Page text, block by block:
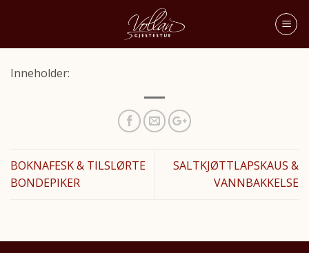
Inneholder:
BOKNAFESK & TILSLØRTE
BONDEPIKER
SALTKJØTTLAPSKAUS &
VANNBAKKELSE